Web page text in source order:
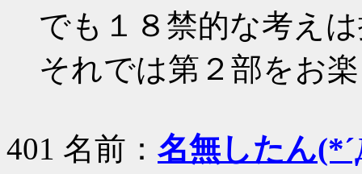
でも１８禁的な考え
それでは第２部をお
401 名前： 名無したん